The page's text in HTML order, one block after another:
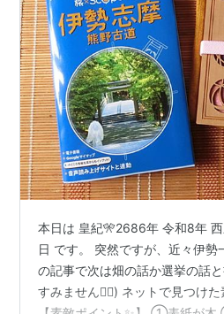
本日は 皇紀🎌2686年 令和8年
日 です。 突然ですが、近々伊
の記事で次は畑の話か選挙の話
すみません🙇‍♀️) ネットで見つけ